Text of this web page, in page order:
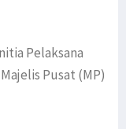
Pelaksana
Pusat (MP)